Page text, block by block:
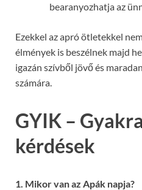
bearanyozhatja az
Ezekkel az apró ötletekkel
élmények is beszélnek majd
igazán szívből jövő és
számára.
GYIK –
kérdések
1. Mikor van az Apák napja?